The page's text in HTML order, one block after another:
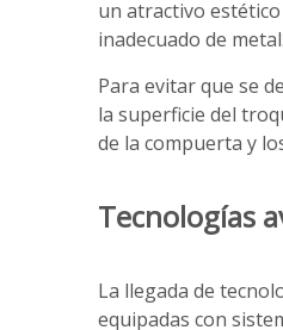
un atractivo
inadecuado de metal.
Para evitar que se
la superficie del
de la compuerta y
Tecnologías
La llegada de
equipadas con